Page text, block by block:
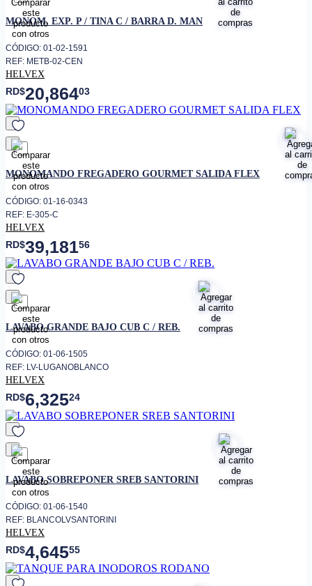
favorito
MONOM. EXP. P / TINA C / BARRA D. MAN
CÓDIGO: 01-02-1591
REF: METB-02-CEN
HELVEX
RD$20,86403
favorito
MONOMANDO FREGADERO GOURMET SALIDA FLEX
CÓDIGO: 01-16-0343
REF: E-305-C
HELVEX
RD$39,18156
favorito
LAVABO GRANDE BAJO CUB C / REB.
CÓDIGO: 01-06-1505
REF: LV-LUGANOBLANCO
HELVEX
RD$6,32524
favorito
LAVABO SOBREPONER SREB SANTORINI
CÓDIGO: 01-06-1540
REF: BLANCOLVSANTORINI
HELVEX
RD$4,64555